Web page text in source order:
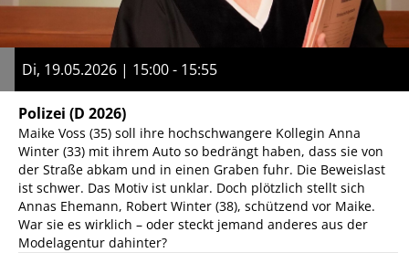
Di, 19.05.2026 | 15:00 - 15:55
Polizei (D 2026)
Maike Voss (35) soll ihre hochschwangere Kollegin Anna
Winter (33) mit ihrem Auto so bedrängt haben, dass sie von
der Straße abkam und in einen Graben fuhr. Die Beweislast
ist schwer. Das Motiv ist unklar. Doch plötzlich stellt sich
Annas Ehemann, Robert Winter (38), schützend vor Maike.
War sie es wirklich – oder steckt jemand anderes aus der
Modelagentur dahinter?